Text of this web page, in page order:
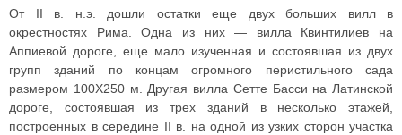
От II в. н.э. дошли остатки еще двух больших вилл в
окрестностях Рима. Одна из них — вилла Квинтилиев на
Аппиевой дороге, еще мало изученная и состоявшая из двух
групп зданий по концам огромного перистильного сада
размером 100X250 м. Другая вилла Сетте Басси на Латинской
дороге, состоявшая из трех зданий в несколько этажей,
построенных в середине II в. на одной из узких сторон участка